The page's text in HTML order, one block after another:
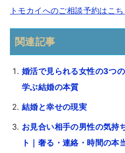
トモカイへのご相談予約はこ
関連記事
婚活で見られる女性の3つ
学ぶ結婚の本質
結婚と幸せの現実
お見合い相手の男性の気持
ト｜奢る・連絡・時間の本